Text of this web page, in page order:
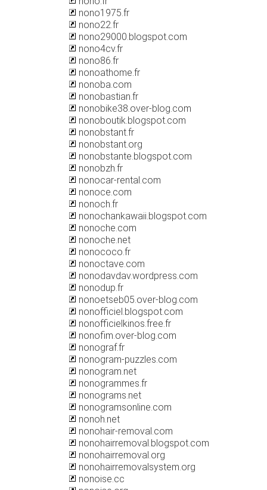
nono1975.fr
nono22.fr
nono29000.blogspot.com
nono4cv.fr
nono86.fr
nonoathome.fr
nonoba.com
nonobastian.fr
nonobike38.over-blog.com
nonoboutik.blogspot.com
nonobstant.fr
nonobstant.org
nonobstante.blogspot.com
nonobzh.fr
nonocar-rental.com
nonoce.com
nonoch.fr
nonochankawaii.blogspot.com
nonoche.com
nonoche.net
nonococo.fr
nonoctave.com
nonodavdav.wordpress.com
nonodup.fr
nonoetseb05.over-blog.com
nonofficiel.blogspot.com
nonofficielkinos.free.fr
nonofim.over-blog.com
nonograf.fr
nonogram-puzzles.com
nonogram.net
nonogrammes.fr
nonograms.net
nonogramsonline.com
nonoh.net
nonohair-removal.com
nonohairremoval.blogspot.com
nonohairremoval.org
nonohairremovalsystem.org
nonoise.cc